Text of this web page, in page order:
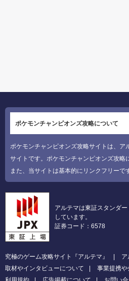
ポケモンチャンピオンズ攻略について
ポケモンチャンピオンズ攻略サイトは、ア
サイトです。ポケモンチャンピオンズ攻略
また、当サイトは基本的にリンクフリーで
アルテマは東証スタンダ
しています。
証券コード：6578
究極のゲーム攻略サイト『アルテマ』
ア
取材やインタビューについて
事業提携や